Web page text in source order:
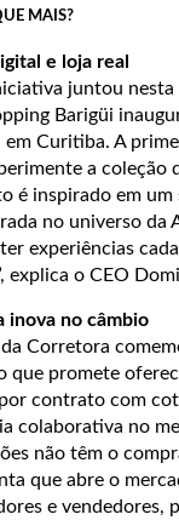
MAIS?
e loja real
juntou nesta
Barigüi
em Curitiba. A
a coleção
é inspirado em um
no universo da
experiências
explica o CEO
inova no câmbio
Corretora
que promete
contrato com
colaborativa no
não têm o
que abre o
e vendedores,